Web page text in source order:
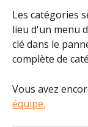
Les catégories
lieu d'un menu
clé dans le
complète de
Vous avez
équipe.